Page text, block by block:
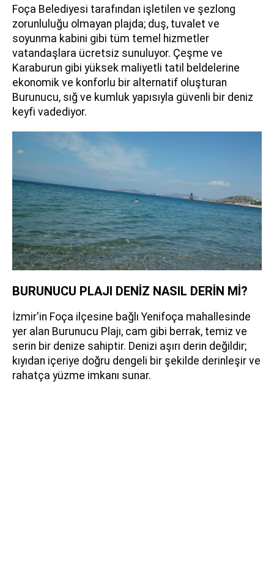
Foça Belediyesi tarafından işletilen ve şezlong
zorunluluğu olmayan plajda; duş, tuvalet ve
soyunma kabini gibi tüm temel hizmetler
vatandaşlara ücretsiz sunuluyor. Çeşme ve
Karaburun gibi yüksek maliyetli tatil beldelerine
ekonomik ve konforlu bir alternatif oluşturan
Burunucu, sığ ve kumluk yapısıyla güvenli bir deniz
keyfi vadediyor.
BURUNUCU PLAJI DENİZ NASIL DERİN Mİ?
İzmir'in Foça ilçesine bağlı Yenifoça mahallesinde
yer alan Burunucu Plajı, cam gibi berrak, temiz ve
serin bir denize sahiptir. Denizi aşırı derin değildir;
kıyıdan içeriye doğru dengeli bir şekilde derinleşir ve
rahatça yüzme imkanı sunar.